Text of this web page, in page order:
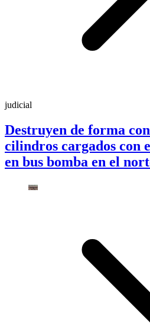
judicial
Destruyen de forma
cilindros cargados con
en bus bomba en el